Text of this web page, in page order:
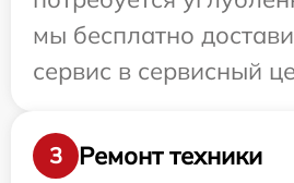
мы бесплатно
сервис в сервисный
3
Ремонт техники